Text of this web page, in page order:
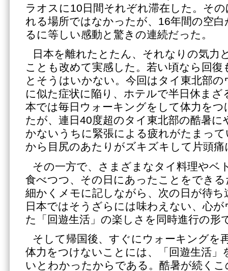
ラオスに10日間それぞれ滞在した。そ
れる場所ではなかったが、16年間の空
るに等しい感動と驚きの連続だった。
日本を離れたとたん、それなりの気力
ことも改めて実感した。若い頃なら回復
とそうはいかない。今回はタイ東北部
に似た症状に陥り、ホテルで半日休まざ
本では毎日ウォーキングをして体力を
たが、連日40度超のタイ東北部の酷暑
かないうちに緊張による疲れがたまっ
から目尻のあたりがズキズキして片頭
その一方で、さまざまなタイ料理やベ
食べつつ、その日にあったことをでき
細かくメモに記しながら、次の日が待
日本ではそうざらには味わえない、心
た「回遊生活」の楽しさを同時進行の形
そして帰国後、すぐにウォーキングを
体力をつけないことには、「回遊生活」
いとわかったからである。酷暑が続く